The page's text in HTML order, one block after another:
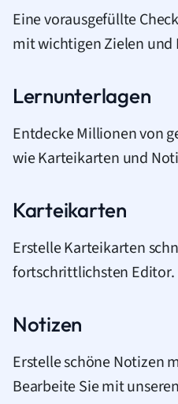
Eine vorausgefüllte
mit wichtigen Zielen und
Lernunterlagen
Entdecke Millionen von
wie Karteikarten und
Karteikarten
Erstelle Karteikarten
fortschrittlichsten Editor.
Notizen
Erstelle schöne Notizen
Bearbeite Sie mit